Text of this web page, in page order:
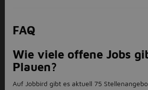
FAQ
Wie viele offene Jobs
Plauen?
Auf Jobbird gibt es aktuell 75